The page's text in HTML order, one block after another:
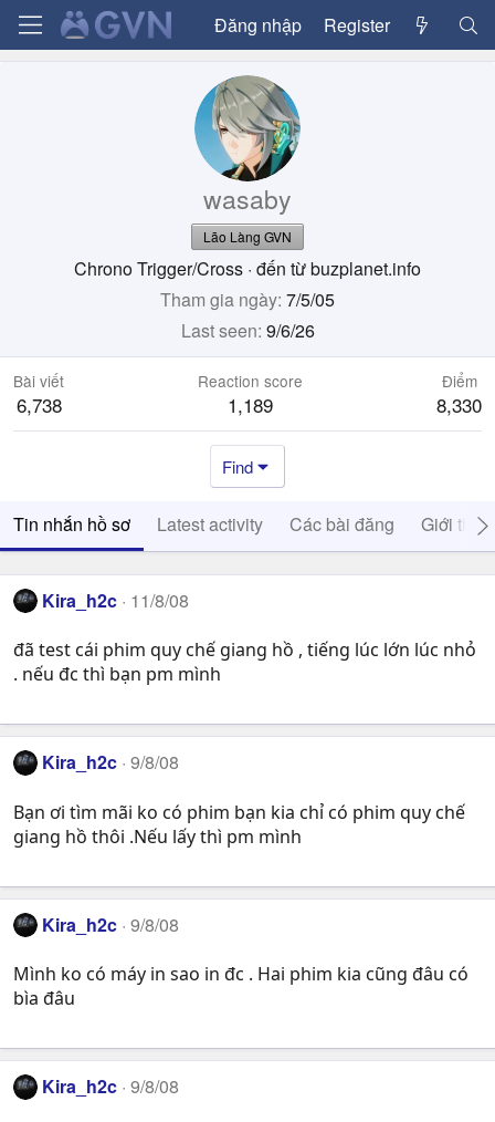
Đăng nhập Register
wasaby
Lão Làng GVN
Chrono Trigger/Cross · đến từbuzplanet.info
Tham gia ngày 7/5/05
Last seen 9/6/26
Bài viết
6,738
Reaction score
1,189
Điểm
8,330
Find
Tin nhắn hồ sơ Latest activity Các bài đăng Giới thiệu
Kira_h2c 11/8/08
đã test cái phim quy chế giang hồ , tiếng lúc lớn lúc nhỏ
. nếu đc thì bạn pm mình
Kira_h2c 9/8/08
Bạn ơi tìm mãi ko có phim bạn kia chỉ có phim quy chế
giang hồ thôi .Nếu lấy thì pm mình
Kira_h2c 9/8/08
Mình ko có máy in sao in đc . Hai phim kia cũng đâu có
bìa đâu
Kira_h2c 9/8/08